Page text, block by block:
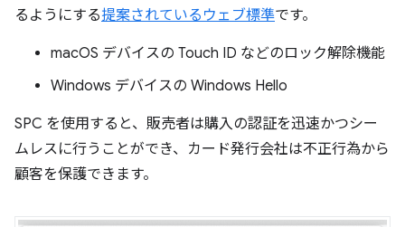
るようにする提案されているウェブ標準です。
macOS デバイスの Touch ID などのロック解除機能
Windows デバイスの Windows Hello
SPC を使用すると、販売者は購入の認証を迅速かつシー
ムレスに行うことができ、カード発行会社は不正行為から
顧客を保護できます。